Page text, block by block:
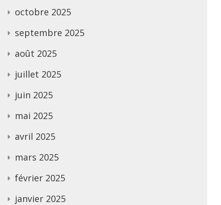
octobre 2025
septembre 2025
août 2025
juillet 2025
juin 2025
mai 2025
avril 2025
mars 2025
février 2025
janvier 2025